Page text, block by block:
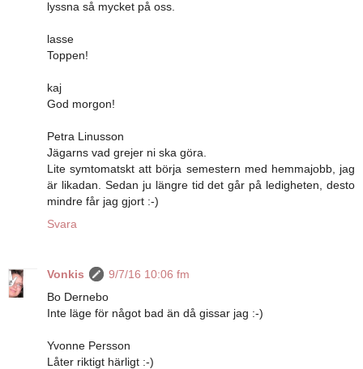
lyssna så mycket på oss.
lasse
Toppen!
kaj
God morgon!
Petra Linusson
Jägarns vad grejer ni ska göra.
Lite symtomatskt att börja semestern med hemmajobb, jag
är likadan. Sedan ju längre tid det går på ledigheten, desto
mindre får jag gjort :-)
Svara
Vonkis
9/7/16 10:06 fm
Bo Dernebo
Inte läge för något bad än då gissar jag :-)
Yvonne Persson
Låter riktigt härligt :-)